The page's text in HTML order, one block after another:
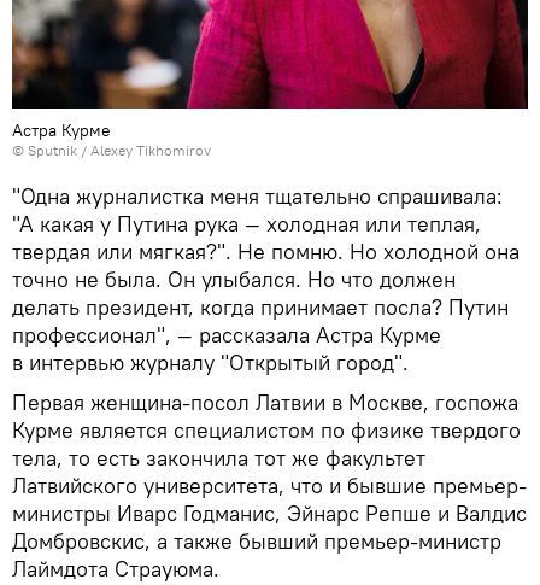
Астра Курме
© Sputnik / Alexey Tikhomirov
"Одна журналистка меня тщательно спрашивала:
"А какая у Путина рука — холодная или теплая,
твердая или мягкая?". Не помню. Но холодной она
точно не была. Он улыбался. Но что должен
делать президент, когда принимает посла? Путин
профессионал", — рассказала Астра Курме
в интервью журналу "Открытый город".
Первая женщина-посол Латвии в Москве, госпожа
Курме является специалистом по физике твердого
тела, то есть закончила тот же факультет
Латвийского университета, что и бывшие премьер-
министры Иварс Годманис, Эйнарс Репше и Валдис
Домбровскис, а также бывший премьер-министр
Лаймдота Страуюма.